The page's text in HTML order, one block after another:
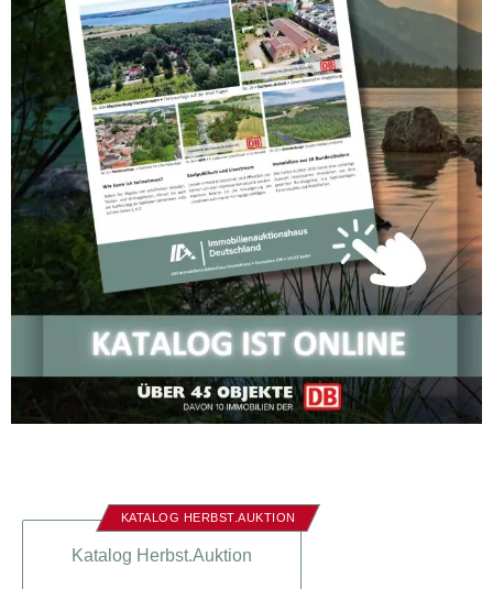
Katalog Herbst.Auktion